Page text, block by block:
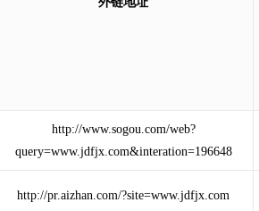
http://www.sogou.com/web?
query=www.jdfjx.com&interation=196648
http://pr.aizhan.com/?site=www.jdfjx.com